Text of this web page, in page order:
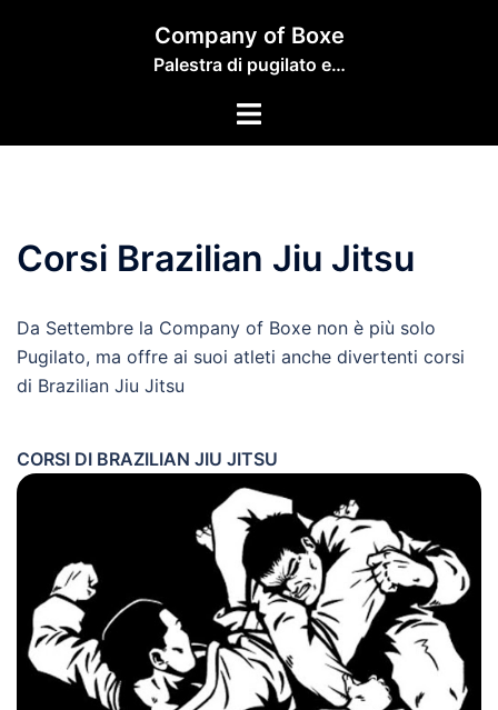
Company of Boxe
Palestra di pugilato e…
Mostra/Nascondi
Corsi Brazilian Jiu Jitsu
Da Settembre la Company of Boxe non è più solo
Pugilato, ma offre ai suoi atleti anche divertenti corsi
di Brazilian Jiu Jitsu
CORSI DI BRAZILIAN JIU JITSU